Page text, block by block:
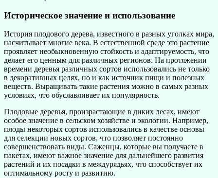
Историческое значение и использование
История плодового дерева, известного в разных уголках мира,
насчитывает многие века. В естественной среде это растение
проявляет необыкновенную стойкость и адаптируемость, что
делает его ценным для различных регионов. На протяжении
времени деревья различных сортов использовались не только
в декоративных целях, но и как источник пищи и полезных
веществ. Выращивать такие растения можно в самых разных
условиях, что обуславливает их популярность.
Плодовые деревья, произрастающие в диких лесах, имеют
особое значение в сельском хозяйстве и экологии. Например,
плоды некоторых сортов использовались в качестве основы
для селекции новых сортов, что позволяет постоянно
совершенствовать виды. Саженцы, которые вы получаете в
пакетах, имеют важное значение для дальнейшего развития
растений и их посадки в междурядьях, что способствует их
оптимальному росту и развитию.